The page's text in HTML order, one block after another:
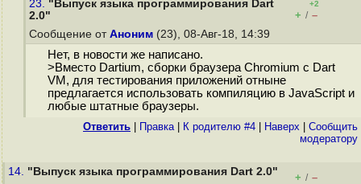
23. "Выпуск языка программирования Dart
2.0"
+2
+ / –
Сообщение от Аноним (23), 08-Авг-18, 14:39
Нет, в новости же написано.
>Вместо Dartium, сборки браузера Chromium с Dart
VM, для тестирования приложений отныне
предлагается использовать компиляцию в JavaScript и
любые штатные браузеры.
Ответить Правка| К родителю #4 Наверх
Cообщить
модератору
14. "Выпуск языка программирования Dart 2.0" + / –